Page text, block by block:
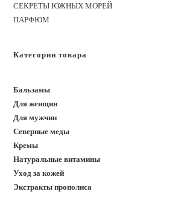
СЕКРЕТЫ ЮЖНЫХ МОРЕЙ
ПАРФЮМ
Категории товара
Бальзамы
Для женщин
Для мужчин
Северные меды
Кремы
Натуральные витамины
Уход за кожей
Экстракты прополиса